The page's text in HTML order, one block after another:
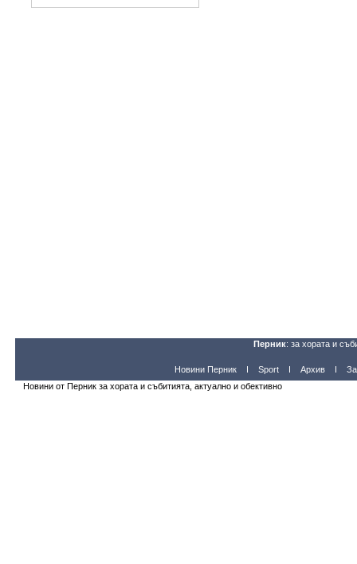
Перник: за хората и
Новини Перник Sport Архив
Новини от Перник за хората и събитията, актуално и обективно